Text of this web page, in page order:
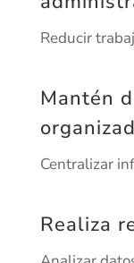
Reducir
Mantén
Centralizar
Realiza